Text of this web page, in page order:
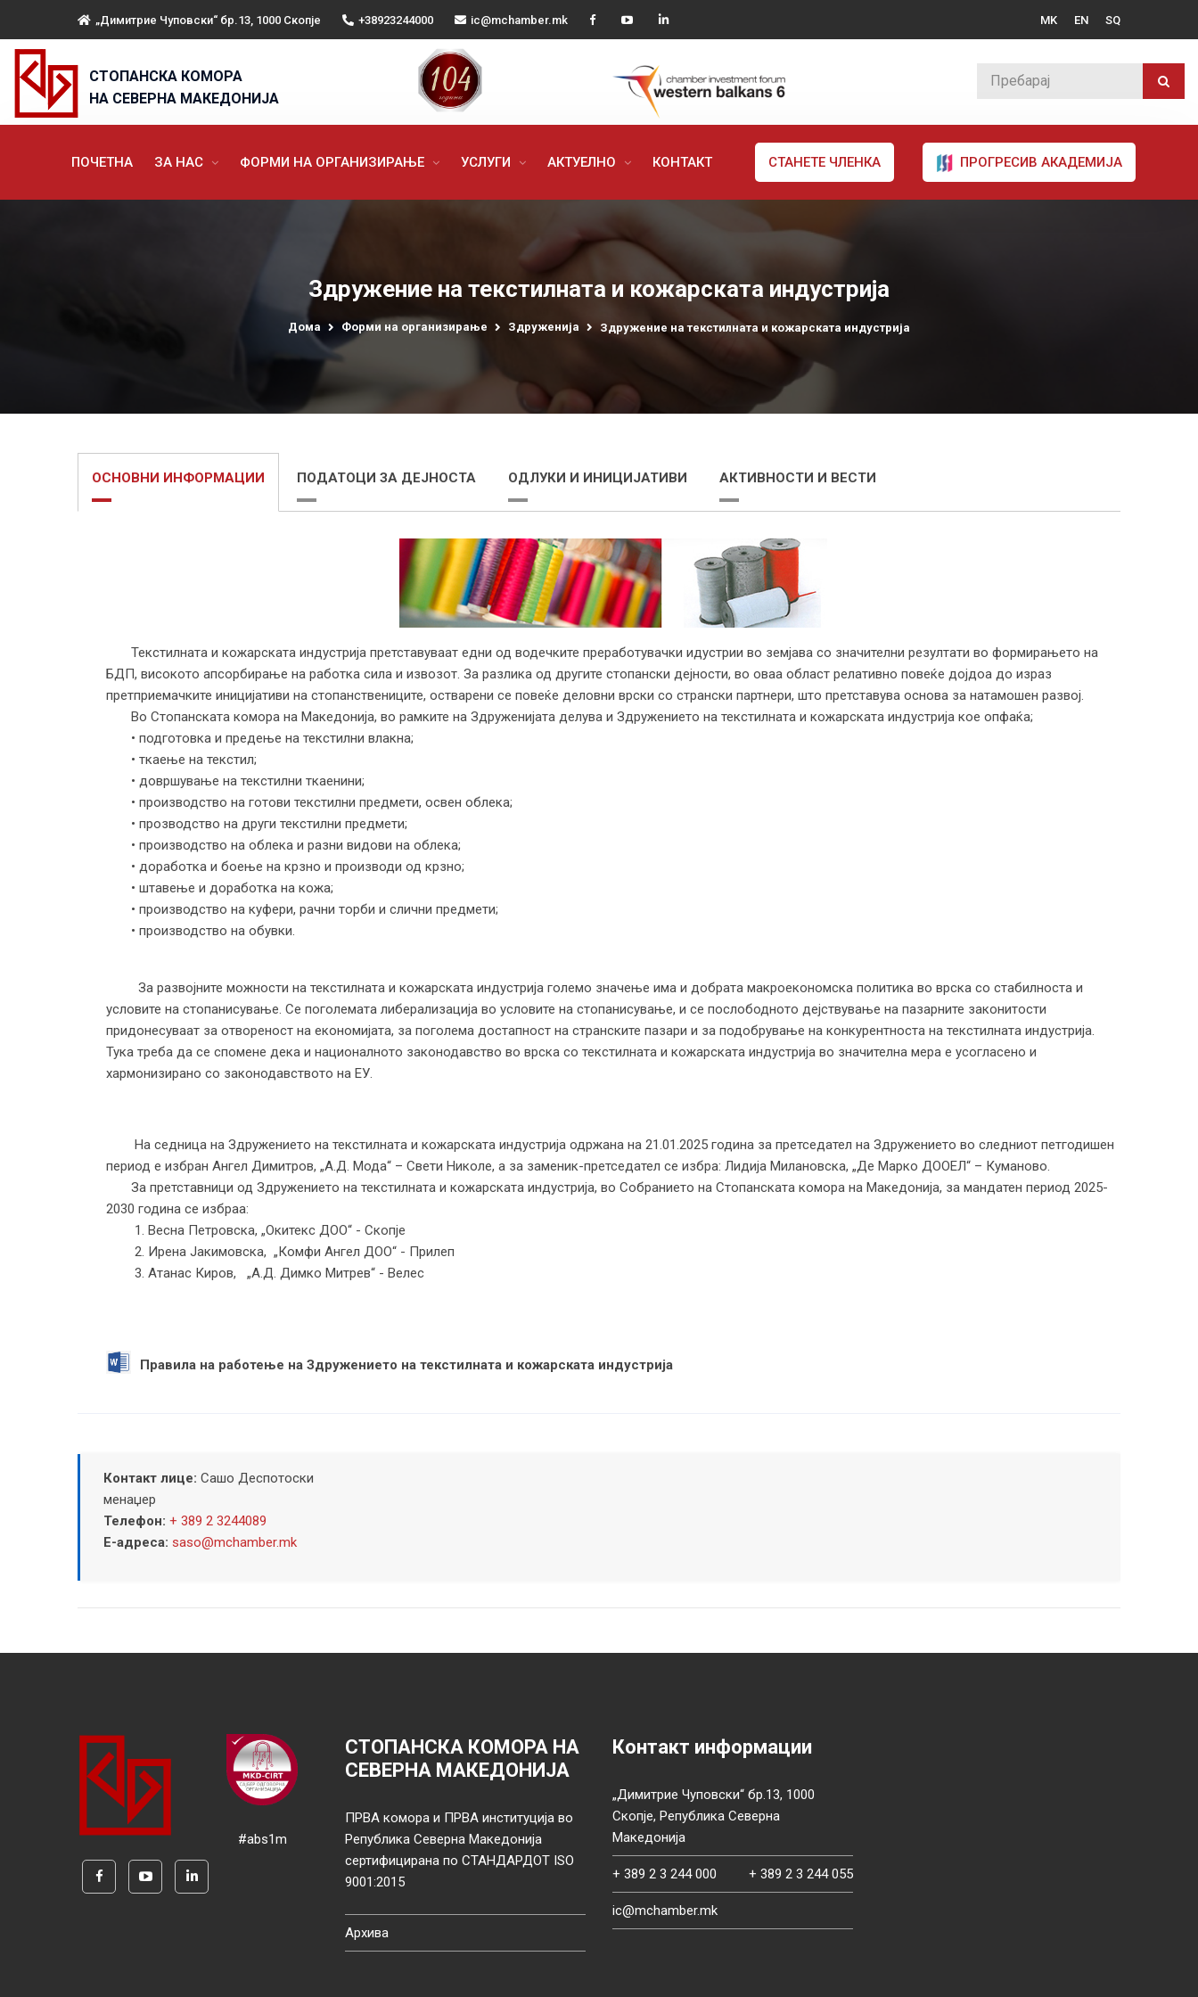
„Димитрие Чуповски“ бр.13, 1000 Скопје +38923244000 ic@mchamber.mk MK EN SQ
СТОПАНСКА КОМОРА
НА СЕВЕРНА МАКЕДОНИЈА
ПОЧЕТНА ЗА НАС ФОРМИ НА ОРГАНИЗИРАЊЕ УСЛУГИ АКТУЕЛНО КОНТАКТ СТАНЕТЕ ЧЛЕНКА ПРОГРЕСИВ АКАДЕМИЈА
Здружение на текстилната и кожарската индустрија
Дома Форми на организирање Здруженија Здружение на текстилната и кожарската индустрија
ОСНОВНИ ИНФОРМАЦИИ ПОДАТОЦИ ЗА ДЕЈНОСТА ОДЛУКИ И ИНИЦИЈАТИВИ АКТИВНОСТИ И ВЕСТИ
Текстилната и кожарската индустрија претставуваат едни од водечките преработувачки идустрии во земјава со значителни резултати во формирањето на
БДП, високото апсорбирање на работка сила и извозот. За разлика од другите стопански дејности, во оваа област релативно повеќе дојдоа до израз
претприемачките иницијативи на стопанствениците, остварени се повеќе деловни врски со странски партнери, што претставува основа за натамошен развој.
Во Стопанската комора на Македонија, во рамките на Здруженијата делува и Здружението на текстилната и кожарската индустрија кое опфаќа;
• подготовка и предење на текстилни влакна;
• ткаење на текстил;
• довршување на текстилни ткаенини;
• производство на готови текстилни предмети, освен облека;
• прозводство на други текстилни предмети;
• производство на облека и разни видови на облека;
• доработка и боење на крзно и производи од крзно;
• штавење и доработка на кожа;
• производство на куфери, рачни торби и слични предмети;
• производство на обувки.
За развојните можности на текстилната и кожарската индустрија големо значење има и добрата макроекономска политика во врска со стабилноста и
условите на стопанисување. Се поголемата либерализација во условите на стопанисување, и се послободното дејствување на пазарните законитости
придонесуваат за отвореност на економијата, за поголема достапност на странските пазари и за подобрување на конкурентноста на текстилната индустрија.
Тука треба да се спомене дека и националното законодавство во врска со текстилната и кожарската индустрија во значителна мера е усогласено и
хармонизирано со законодавството на ЕУ.
На седница на Здружението на текстилната и кожарската индустрија одржана на 21.01.2025 година за претседател на Здружението во следниот петгодишен
период е избран Ангел Димитров, „А.Д. Мода“ – Свети Николе, а за заменик-претседател се избра: Лидија Милановска, „Де Марко ДООЕЛ“ – Куманово.
За претставници од Здружението на текстилната и кожарската индустрија, во Собранието на Стопанската комора на Македонија, за мандатен период 2025-
2030 година се избраa:
1. Весна Петровска, „Окитекс ДОО“ - Скопје
2. Ирена Јакимовска, „Комфи Ангел ДОО“ - Прилеп
3. Атанас Киров, „A.Д. Димко Митрев“ - Велес
Правила на работење на Здружението на текстилната и кожарската индустрија
Контакт лице: Сашо Деспотоски
менаџер
Телефон: + 389 2 3244089
Е-адреса: saso@mchamber.mk
#abs1m
СТОПАНСКА КОМОРА НА
СЕВЕРНА МАКЕДОНИЈА
ПРВА комора и ПРВА институција во
Република Северна Македонија
сертифицирана по СТАНДАРДОТ ISO
9001:2015
Архива
Контакт информации
„Димитрие Чуповски“ бр.13, 1000
Скопје, Република Северна
Македонија
+ 389 2 3 244 000 + 389 2 3 244 055
ic@mchamber.mk